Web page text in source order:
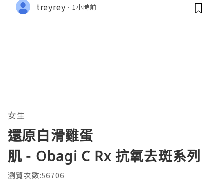
treyrey 1小時前
女生
還原白滑雞蛋
肌 - Obagi C Rx 抗氧去斑系列
瀏覽次數:56706